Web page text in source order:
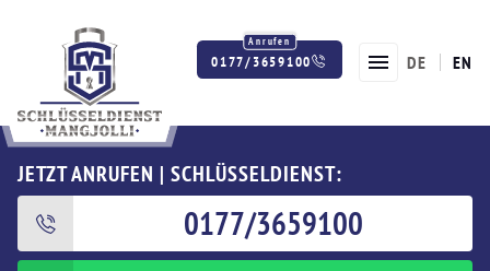
0177/3659100 DE EN
JETZT ANRUFEN | SCHLÜSSELDIENST:
0177/3659100